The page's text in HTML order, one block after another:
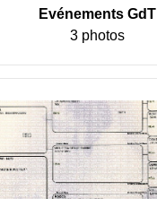
Evénements GdT
3 photos